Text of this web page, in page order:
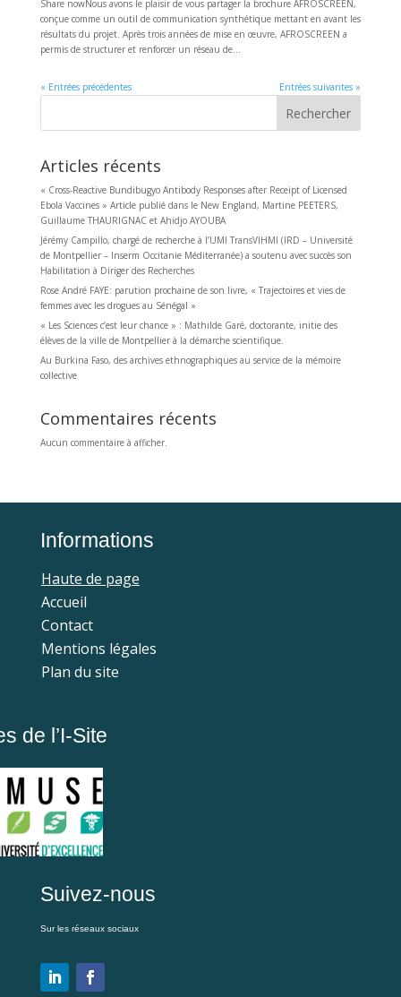
Share nowNous avons le plaisir de vous partager la brochure AFROSCREEN,
conçue comme un outil de communication synthétique mettant en avant les
résultats du projet. Après trois années de mise en œuvre, AFROSCREEN a
permis de structurer et renforcer un réseau de...
« Entrées précédentes Entrées suivantes »
Rechercher
Articles récents
« Cross-Reactive Bundibugyo Antibody Responses after Receipt of Licensed
Ebola Vaccines » Article publié dans le New England, Martine PEETERS,
Guillaume THAURIGNAC et Ahidjo AYOUBA
Jérémy Campillo, chargé de recherche à l’UMI TransVIHMI (IRD – Université
de Montpellier – Inserm Occitanie Méditerranée) a soutenu avec succès son
Habilitation à Diriger des Recherches
Rose André FAYE: parution prochaine de son livre, « Trajectoires et vies de
femmes avec les drogues au Sénégal »
« Les Sciences c’est leur chance » : Mathilde Garé, doctorante, initie des
élèves de la ville de Montpellier à la démarche scientifique.
Au Burkina Faso, des archives ethnographiques au service de la mémoire
collective
Commentaires récents
Aucun commentaire à afficher.
Informations
Haute de page
Accueil
Contact
Mentions légales
Plan du site
de l’I-Site
Suivez-nous
Sur les réseaux sociaux